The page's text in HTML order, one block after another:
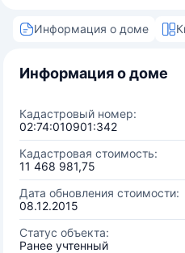
Информация о доме
Информация о доме
Кадастровый номер:
02:74:010901:342
Кадастровая стоимость:
11 468 981,75
Дата обновления стоимости:
08.12.2015
Статус объекта:
Ранее учтенный